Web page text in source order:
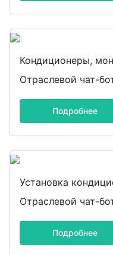
Кондиционеры,
Отраслевой чат-
Подробнее
Установка
Отраслевой чат-
Подробнее